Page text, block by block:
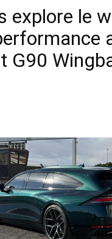
explore le
G90